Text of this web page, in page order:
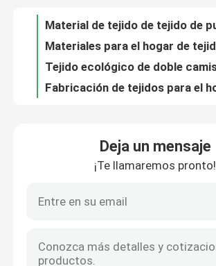
Recorrido por la fábrica
Control de calidad
Solicitar una cita
Tela viscosa de lino
Deja un mensaje
¡Te llamaremos pronto!